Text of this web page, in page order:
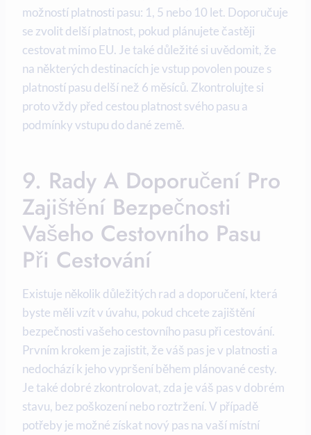
možností platnosti pasu: 1, 5 nebo 10 let. Doporučuje
se zvolit delší platnost, pokud plánujete častěji
cestovat mimo EU. Je také důležité si uvědomit, že
na některých destinacích je vstup povolen pouze s
platností pasu delší než 6 měsíců. Zkontrolujte si
proto vždy před cestou platnost svého pasu a
podmínky vstupu do dané země.
9. Rady A Doporučení Pro
Zajištění Bezpečnosti
Vašeho Cestovního Pasu
Při Cestování
Existuje několik důležitých rad a doporučení, která
byste měli vzít v úvahu, pokud chcete zajištění
bezpečnosti vašeho cestovního pasu při cestování.
Prvním krokem je zajistit, že váš pas je v platnosti a
nedochází k jeho vypršení během plánované cesty.
Je také dobré zkontrolovat, zda je váš pas v dobrém
stavu, bez poškození nebo roztržení. V případě
potřeby je možné získat nový pas na vaší místní